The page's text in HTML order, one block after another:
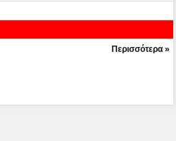
Περισσότερα »